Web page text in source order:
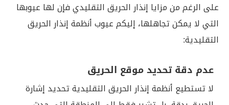
على الرغم من مزايا إنذار الحريق التقليدي فإن لها عيوبها
التي لا يمكن تجاهلها، إليكم عيوب أنظمة إنذار الحريق
التقليدية:
عدم دقة تحديد موقع الحريق
لا تستطيع أنظمة إنذار الحريق التقليدية تحديد إشارة